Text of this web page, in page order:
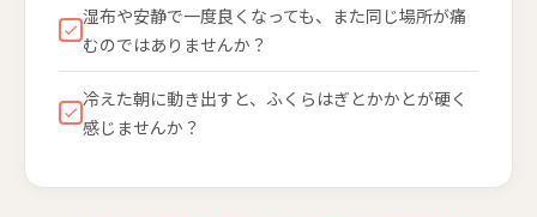
湿布や安静で一度良くなっても、また同じ場所が痛
むのではありませんか？
冷えた朝に動き出すと、ふくらはぎとかかとが硬く
感じませんか？